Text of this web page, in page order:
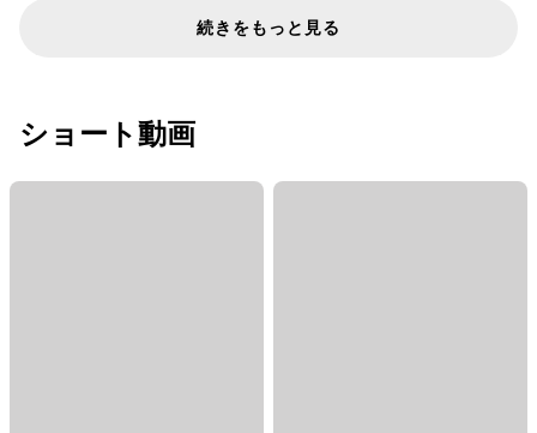
続きをもっと見る
ショート動画